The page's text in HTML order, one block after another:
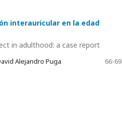
interauricular en la edad
in adulthood: a case report
Alejandro Puga
66-69